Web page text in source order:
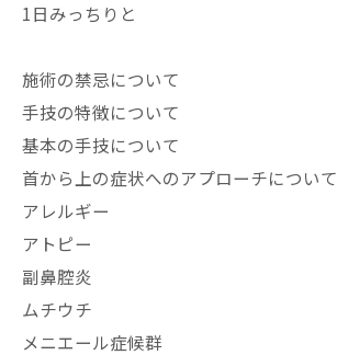
1日みっちりと
施術の禁忌について
手技の特徴について
基本の手技について
首から上の症状へのアプローチについて
アレルギー
アトピー
副鼻腔炎
ムチウチ
メニエール症候群